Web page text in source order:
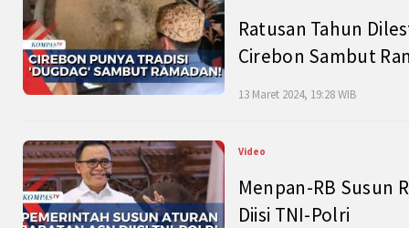
Ratusan Tahun
Cirebon Sambut
13 Maret 2024, 19:28 WIB
Video
Menpan-RB Susun
Diisi TNI-Polri